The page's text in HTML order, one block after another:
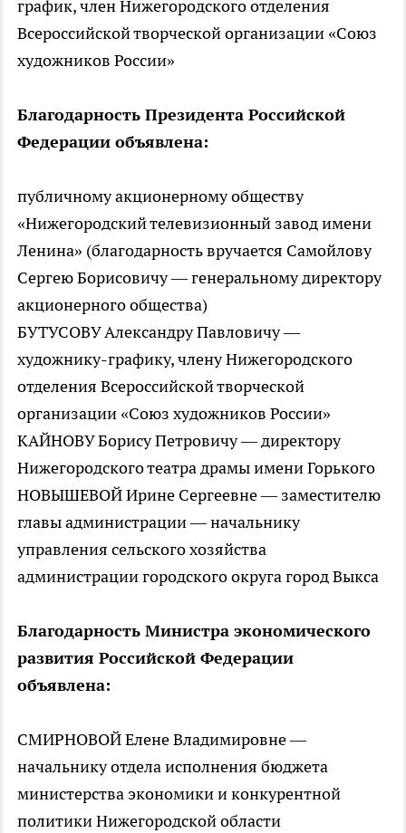
график, член Нижегородского отделения
Всероссийской творческой организации «Союз
художников России»
Благодарность Президента Российской
Федерации объявлена:
публичному акционерному обществу
«Нижегородский телевизионный завод имени
Ленина» (благодарность вручается Самойлову
Сергею Борисовичу — генеральному директору
акционерного общества)
БУТУСОВУ Александру Павловичу —
художнику-графику, члену Нижегородского
отделения Всероссийской творческой
организации «Союз художников России»
КАЙНОВУ Борису Петровичу — директору
Нижегородского театра драмы имени Горького
НОВЫШЕВОЙ Ирине Сергеевне — заместителю
главы администрации — начальнику
управления сельского хозяйства
администрации городского округа город Выкса
Благодарность Министра экономического
развития Российской Федерации
объявлена:
СМИРНОВОЙ Елене Владимировне —
начальнику отдела исполнения бюджета
министерства экономики и конкурентной
политики Нижегородской области